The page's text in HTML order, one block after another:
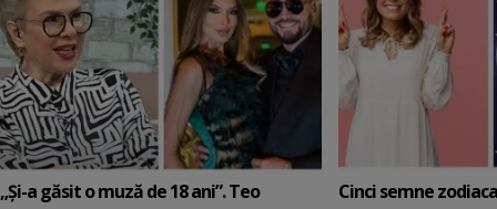
„Și-a găsit o muză de 18 ani”. Teo
Cinci semne